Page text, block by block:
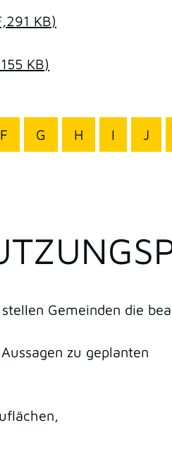
KB)
KB)
F G H I J
Gemeinden die
zu geplanten